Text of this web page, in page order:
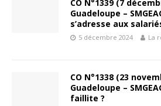
CO N°1339 (7
Guadeloupe –
s’adresse aux
5 décembre 2024 La
CO N°1338 (23
Guadeloupe –
faillite ?